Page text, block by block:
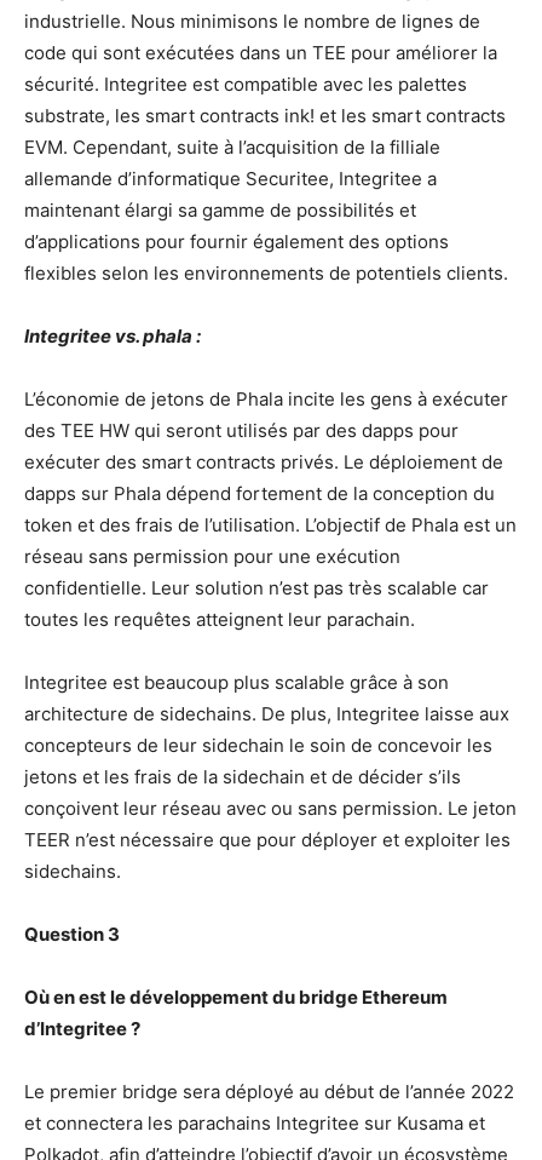
industrielle. Nous minimisons le nombre de lignes de
code qui sont exécutées dans un TEE pour améliorer la
sécurité. Integritee est compatible avec les palettes
substrate, les smart contracts ink! et les smart contracts
EVM. Cependant, suite à l’acquisition de la filliale
allemande d’informatique Securitee, Integritee a
maintenant élargi sa gamme de possibilités et
d’applications pour fournir également des options
flexibles selon les environnements de potentiels clients.
Integritee vs. phala :
L’économie de jetons de Phala incite les gens à exécuter
des TEE HW qui seront utilisés par des dapps pour
exécuter des smart contracts privés. Le déploiement de
dapps sur Phala dépend fortement de la conception du
token et des frais de l’utilisation. L’objectif de Phala est un
réseau sans permission pour une exécution
confidentielle. Leur solution n’est pas très scalable car
toutes les requêtes atteignent leur parachain.
Integritee est beaucoup plus scalable grâce à son
architecture de sidechains. De plus, Integritee laisse aux
concepteurs de leur sidechain le soin de concevoir les
jetons et les frais de la sidechain et de décider s’ils
conçoivent leur réseau avec ou sans permission. Le jeton
TEER n’est nécessaire que pour déployer et exploiter les
sidechains.
Question 3
Où en est le développement du bridge Ethereum
d’Integritee ?
Le premier bridge sera déployé au début de l’année 2022
et connectera les parachains Integritee sur Kusama et
Polkadot, afin d’atteindre l’objectif d’avoir un écosystème